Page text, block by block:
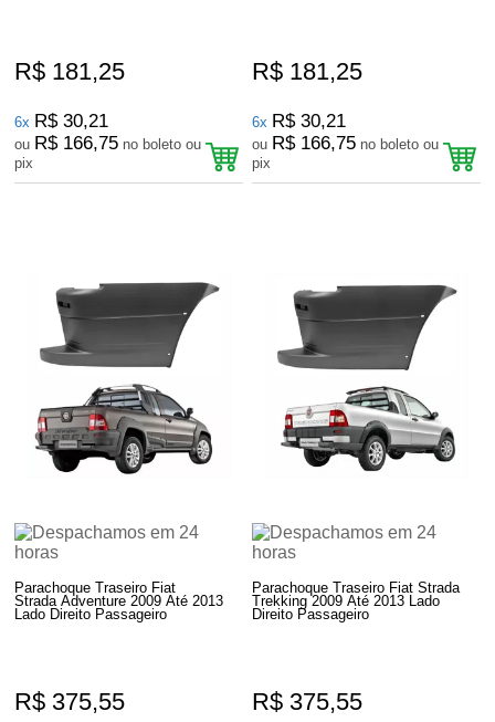
R$ 181,25
6x R$ 30,21
ou R$ 166,75 no boleto ou
pix
R$ 181,25
6x R$ 30,21
ou R$ 166,75 no boleto ou
pix
Parachoque Traseiro Fiat
Strada Adventure 2009 Até 2013
Lado Direito Passageiro
R$ 375,55
Parachoque Traseiro Fiat Strada
Trekking 2009 Até 2013 Lado
Direito Passageiro
R$ 375,55